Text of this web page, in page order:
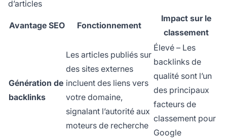
d’articles
Avantage SEO Fonctionnement
Impact sur le
classement
Génération de
backlinks
Les articles publiés sur
des sites externes
incluent des liens vers
votre domaine,
signalant l’autorité aux
moteurs de recherche
Élevé – Les
backlinks de
qualité sont l’un
des principaux
facteurs de
classement pour
Google